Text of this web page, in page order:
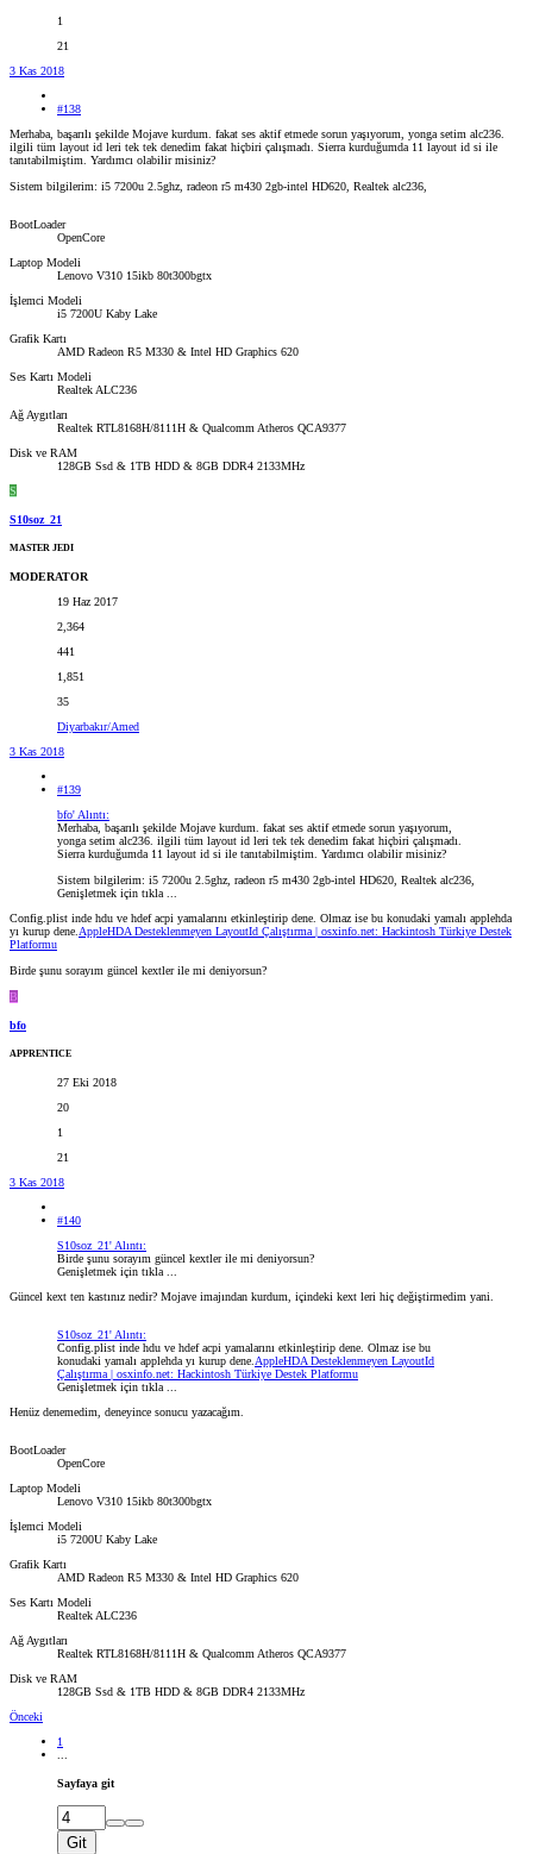
1
21
3 Kas 2018
#138
Merhaba, başarılı şekilde Mojave kurdum. fakat ses aktif etmede sorun yaşıyorum, yonga setim alc236.
ilgili tüm layout id leri tek tek denedim fakat hiçbiri çalışmadı. Sierra kurduğumda 11 layout id si ile
tanıtabilmiştim. Yardımcı olabilir misiniz?
Sistem bilgilerim: i5 7200u 2.5ghz, radeon r5 m430 2gb-intel HD620, Realtek alc236,
BootLoader
OpenCore
Laptop Modeli
Lenovo V310 15ikb 80t300bgtx
İşlemci Modeli
i5 7200U Kaby Lake
Grafik Kartı
AMD Radeon R5 M330 & Intel HD Graphics 620
Ses Kartı Modeli
Realtek ALC236
Ağ Aygıtları
Realtek RTL8168H/8111H & Qualcomm Atheros QCA9377
Disk ve RAM
128GB Ssd & 1TB HDD & 8GB DDR4 2133MHz
S
S10soz_21
MASTER JEDI
MODERATOR
19 Haz 2017
2,364
441
1,851
35
Diyarbakır/Amed
3 Kas 2018
#139
bfo' Alıntı:
Merhaba, başarılı şekilde Mojave kurdum. fakat ses aktif etmede sorun yaşıyorum,
yonga setim alc236. ilgili tüm layout id leri tek tek denedim fakat hiçbiri çalışmadı.
Sierra kurduğumda 11 layout id si ile tanıtabilmiştim. Yardımcı olabilir misiniz?
Sistem bilgilerim: i5 7200u 2.5ghz, radeon r5 m430 2gb-intel HD620, Realtek alc236,
Genişletmek için tıkla ...
Config.plist inde hdu ve hdef acpi yamalarını etkinleştirip dene. Olmaz ise bu konudaki yamalı applehda
yı kurup dene. AppleHDA Desteklenmeyen LayoutId Çalıştırma | osxinfo.net: Hackintosh Türkiye Destek
Platformu
Birde şunu sorayım güncel kextler ile mi deniyorsun?
B
bfo
APPRENTICE
27 Eki 2018
20
1
21
3 Kas 2018
#140
S10soz_21' Alıntı:
Birde şunu sorayım güncel kextler ile mi deniyorsun?
Genişletmek için tıkla ...
Güncel kext ten kastınız nedir? Mojave imajından kurdum, içindeki kext leri hiç değiştirmedim yani.
S10soz_21' Alıntı:
Config.plist inde hdu ve hdef acpi yamalarını etkinleştirip dene. Olmaz ise bu
konudaki yamalı applehda yı kurup dene. AppleHDA Desteklenmeyen LayoutId
Çalıştırma | osxinfo.net: Hackintosh Türkiye Destek Platformu
Genişletmek için tıkla ...
Henüz denemedim, deneyince sonucu yazacağım.
BootLoader
OpenCore
Laptop Modeli
Lenovo V310 15ikb 80t300bgtx
İşlemci Modeli
i5 7200U Kaby Lake
Grafik Kartı
AMD Radeon R5 M330 & Intel HD Graphics 620
Ses Kartı Modeli
Realtek ALC236
Ağ Aygıtları
Realtek RTL8168H/8111H & Qualcomm Atheros QCA9377
Disk ve RAM
128GB Ssd & 1TB HDD & 8GB DDR4 2133MHz
Önceki
1
Sayfaya git
Git